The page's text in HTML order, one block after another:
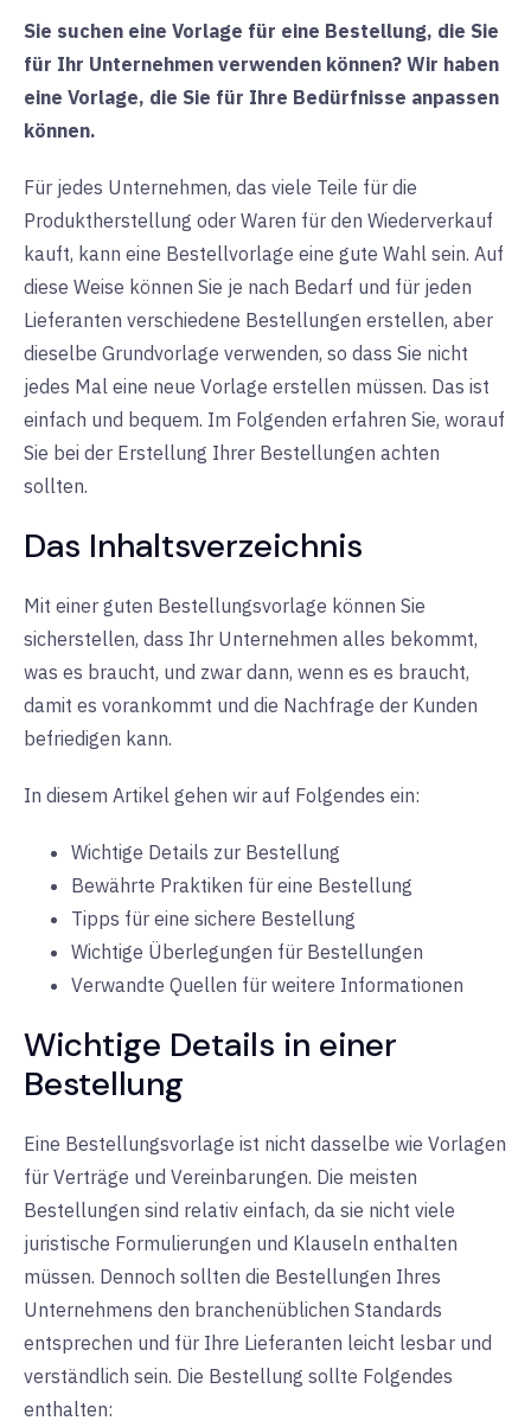
Sie suchen eine Vorlage für eine Bestellung, die Sie
für Ihr Unternehmen verwenden können? Wir haben
eine Vorlage, die Sie für Ihre Bedürfnisse anpassen
können.
Für jedes Unternehmen, das viele Teile für die
Produktherstellung oder Waren für den Wiederverkauf
kauft, kann eine Bestellvorlage eine gute Wahl sein. Auf
diese Weise können Sie je nach Bedarf und für jeden
Lieferanten verschiedene Bestellungen erstellen, aber
dieselbe Grundvorlage verwenden, so dass Sie nicht
jedes Mal eine neue Vorlage erstellen müssen. Das ist
einfach und bequem. Im Folgenden erfahren Sie, worauf
Sie bei der Erstellung Ihrer Bestellungen achten
sollten.
Das Inhaltsverzeichnis
Mit einer guten Bestellungsvorlage können Sie
sicherstellen, dass Ihr Unternehmen alles bekommt,
was es braucht, und zwar dann, wenn es es braucht,
damit es vorankommt und die Nachfrage der Kunden
befriedigen kann.
In diesem Artikel gehen wir auf Folgendes ein:
Wichtige Details zur Bestellung
Bewährte Praktiken für eine Bestellung
Tipps für eine sichere Bestellung
Wichtige Überlegungen für Bestellungen
Verwandte Quellen für weitere Informationen
Wichtige Details in einer
Bestellung
Eine Bestellungsvorlage ist nicht dasselbe wie Vorlagen
für Verträge und Vereinbarungen. Die meisten
Bestellungen sind relativ einfach, da sie nicht viele
juristische Formulierungen und Klauseln enthalten
müssen. Dennoch sollten die Bestellungen Ihres
Unternehmens den branchenüblichen Standards
entsprechen und für Ihre Lieferanten leicht lesbar und
verständlich sein. Die Bestellung sollte Folgendes
enthalten: